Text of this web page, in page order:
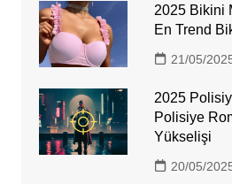
2025 Bikini
En Trend
21/05/
2025
Polisiye
Yükselişi
20/05/